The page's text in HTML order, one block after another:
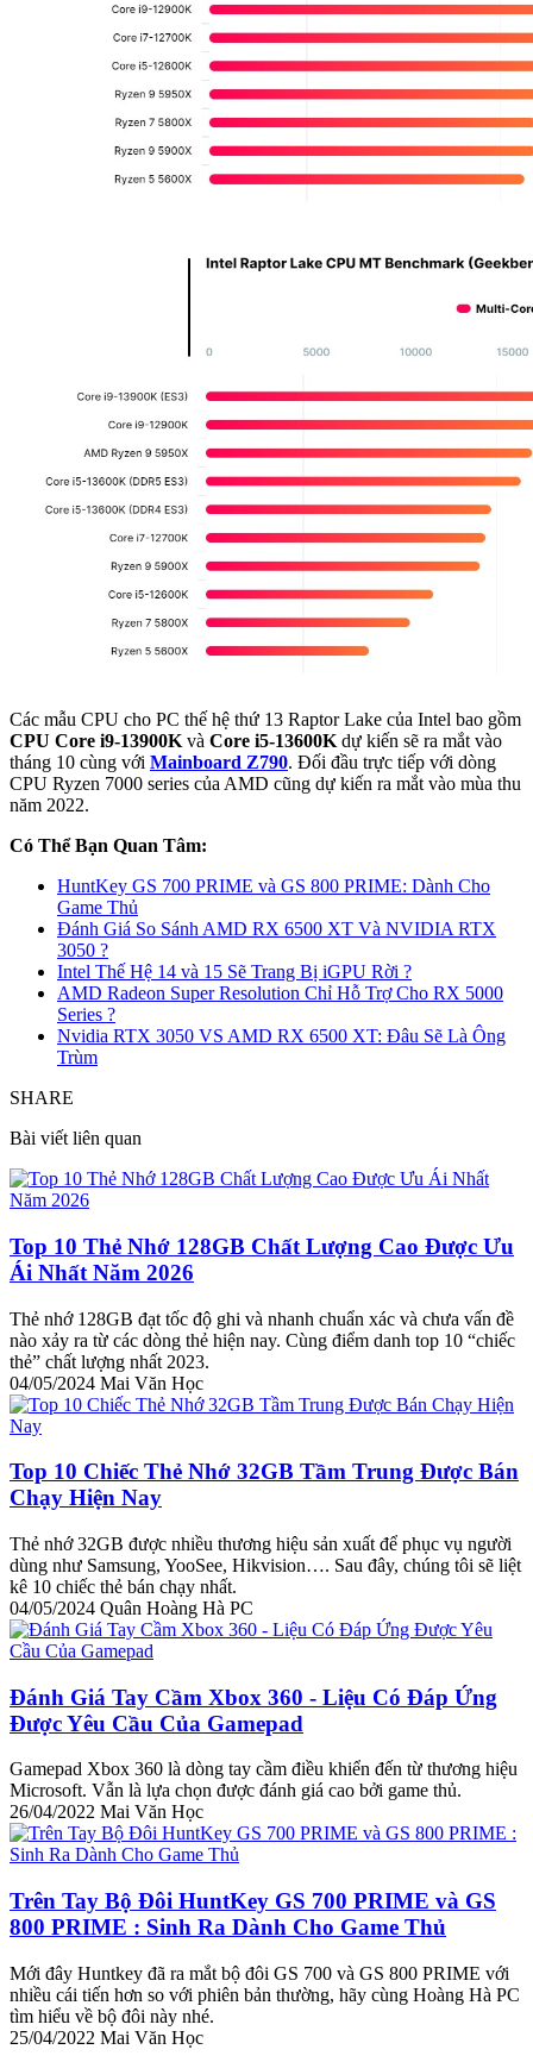
Các mẫu CPU cho PC thế hệ thứ 13 Raptor Lake của Intel bao gồm
CPU Core i9-13900K và Core i5-13600K dự kiến ​​sẽ ra mắt vào
tháng 10 cùng với Mainboard Z790. Đối đầu trực tiếp với dòng
CPU Ryzen 7000 series của AMD cũng dự kiến ra mắt vào mùa thu
năm 2022.
Có Thể Bạn Quan Tâm:
HuntKey GS 700 PRIME và GS 800 PRIME: Dành Cho
Game Thủ
Đánh Giá So Sánh AMD RX 6500 XT Và NVIDIA RTX
3050 ?
Intel Thế Hệ 14 và 15 Sẽ Trang Bị iGPU Rời ?
AMD Radeon Super Resolution Chỉ Hỗ Trợ Cho RX 5000
Series ?
Nvidia RTX 3050 VS AMD RX 6500 XT: Đâu Sẽ Là Ông
Trùm
SHARE
Bài viết liên quan
Top 10 Thẻ Nhớ 128GB Chất Lượng Cao Được Ưu
Ái Nhất Năm 2026
Thẻ nhớ 128GB đạt tốc độ ghi và nhanh chuẩn xác và chưa vấn đề
nào xảy ra từ các dòng thẻ hiện nay. Cùng điểm danh top 10 “chiếc
thẻ” chất lượng nhất 2023.
04/05/2024 Mai Văn Học
Top 10 Chiếc Thẻ Nhớ 32GB Tầm Trung Được Bán
Chạy Hiện Nay
Thẻ nhớ 32GB được nhiều thương hiệu sản xuất để phục vụ người
dùng như Samsung, YooSee, Hikvision…. Sau đây, chúng tôi sẽ liệt
kê 10 chiếc thẻ bán chạy nhất.
04/05/2024 Quân Hoàng Hà PC
Đánh Giá Tay Cầm Xbox 360 - Liệu Có Đáp Ứng
Được Yêu Cầu Của Gamepad
Gamepad Xbox 360 là dòng tay cầm điều khiển đến từ thương hiệu
Microsoft. Vẫn là lựa chọn được đánh giá cao bởi game thủ.
26/04/2022 Mai Văn Học
Trên Tay Bộ Đôi HuntKey GS 700 PRIME và GS
800 PRIME : Sinh Ra Dành Cho Game Thủ
Mới đây Huntkey đã ra mắt bộ đôi GS 700 và GS 800 PRIME với
nhiều cái tiến hơn so với phiên bản thường, hãy cùng Hoàng Hà PC
tìm hiểu về bộ đôi này nhé.
25/04/2022 Mai Văn Học